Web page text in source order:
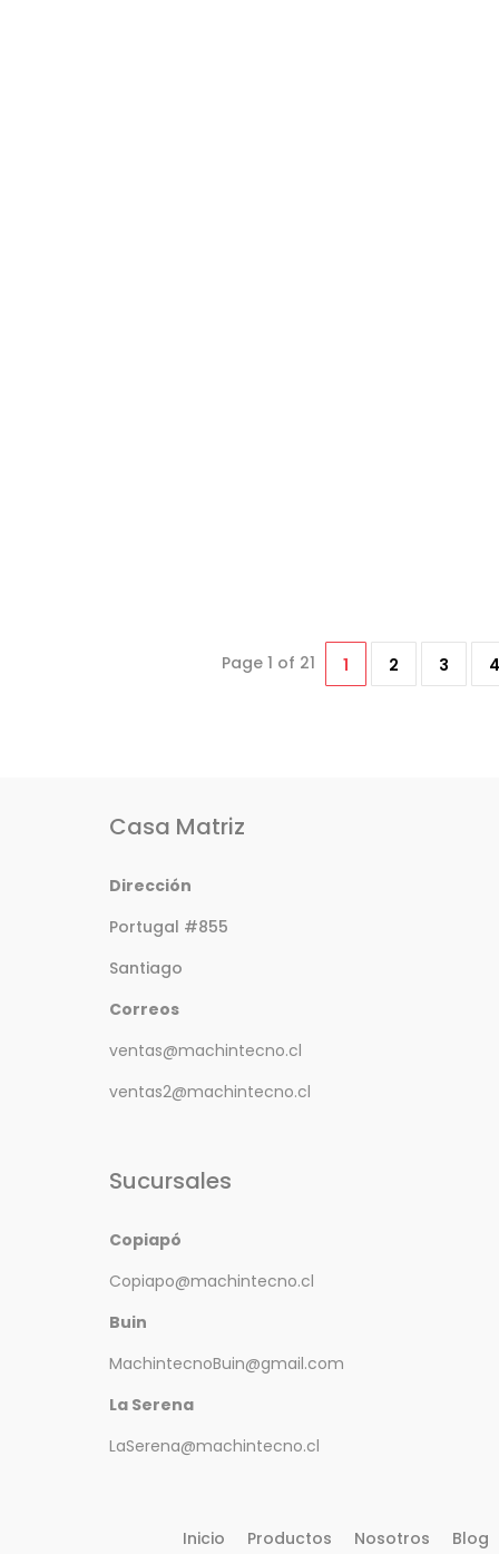
Page 1 of 21 1 2 3 4
Casa Matriz
Dirección
Portugal #855
Santiago
Correos
ventas@machintecno.cl
ventas2@machintecno.cl
Sucursales
Copiapó
Copiapo@machintecno.cl
Buin
MachintecnoBuin@gmail.com
La Serena
LaSerena@machintecno.cl
Inicio Productos Nosotros Blog